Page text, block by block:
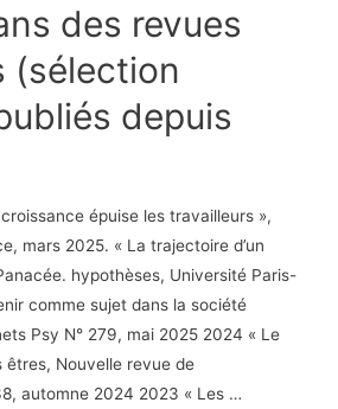
des revues
(sélection
depuis
épuise les travailleurs »,
mars 2025. « La trajectoire d’un
hypothèses, Université Paris-
comme sujet dans la société
Psy N° 279, mai 2025 2024 « Le
êtres, Nouvelle revue de
automne 2024 2023 « Les …